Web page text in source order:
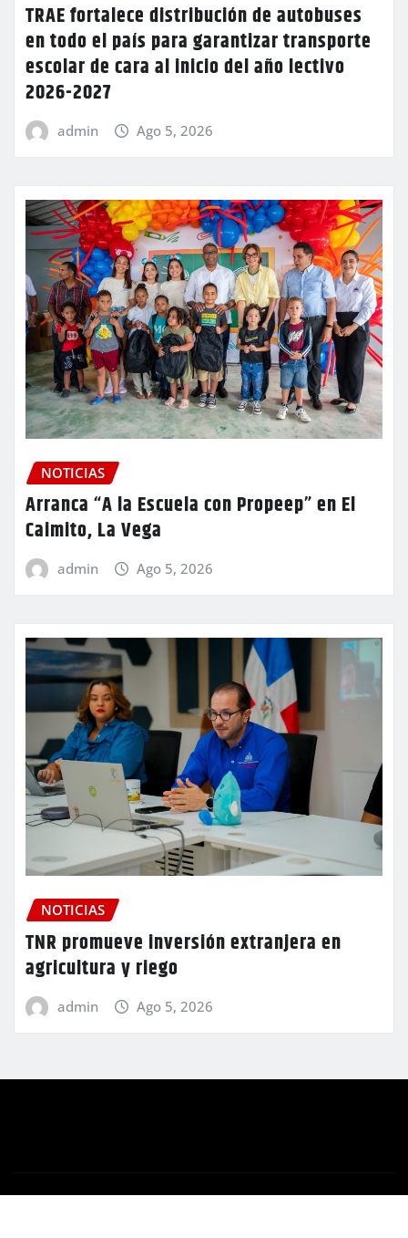
TRAE fortalece distribución de autobuses
en todo el país para garantizar transporte
escolar de cara al inicio del año lectivo
2026-2027
admin Ago 5, 2026
NOTICIAS
Arranca “A la Escuela con Propeep” en El
Caimito, La Vega
admin Ago 5, 2026
NOTICIAS
TNR promueve inversión extranjera en
agricultura y riego
admin Ago 5, 2026